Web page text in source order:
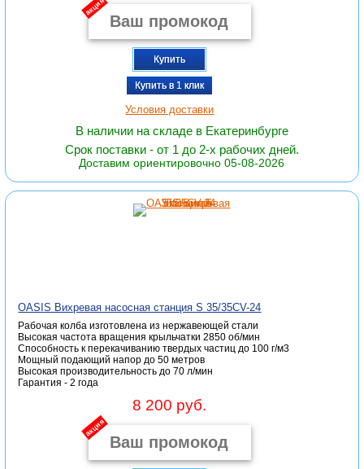
акция
Купить
Купить в 1 клик
Условия доставки
В наличии на складе в Екатеринбурге
Срок поставки - от 1 до 2-х рабочих дней.
Доставим ориентировочно 05-08-2026
OASIS Вихревая насосная станция S 35/35СV-24
Рабочая колба изготовлена из нержавеющей стали
Высокая частота вращения крыльчатки 2850 об/мин
Способность к перекачиванию твердых частиц до 100 г/м3
Мощный подающий напор до 50 метров
Высокая производительность до 70 л/мин
Гарантия - 2 года
8 200 руб.
акция